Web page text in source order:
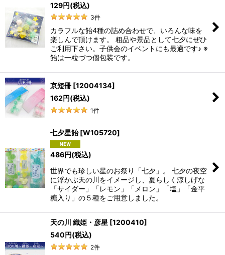
絞り込む
129円(税込)
3件
カラフルな飴4種の詰め合わせで、いろんな味を
楽しんで頂けます。 粗品や景品として七夕にぜひ
ご利用下さい。子供会のイベントにも最適です♪ ※
飴は一粒づつ個包装です。
京短冊 [12004134]
162円(税込)
1件
七夕星飴 [W105720]
486円(税込)
世界でも珍しい星のお祭り「七夕」。 七夕の夜空
に浮かぶ天の川をイメージし、夏らしく涼しげな
「サイダー」「レモン」「メロン」「塩」「金平
糖入り」の５種をご用意しました。
天の川 織姫・彦星 [1200410]
540円(税込)
2件